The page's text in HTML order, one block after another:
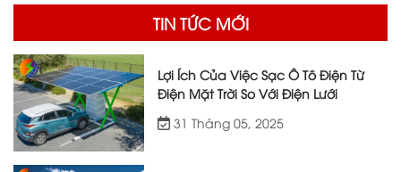
TIN TỨC MỚI
Lợi Ích Của Việc Sạc Ô Tô Điện Từ
Điện Mặt Trời So Với Điện Lưới
31 Tháng 05, 2025